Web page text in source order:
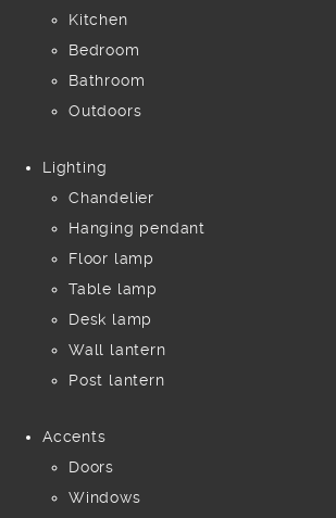
Kitchen
Bedroom
Bathroom
Outdoors
Lighting
Chandelier
Hanging pendant
Floor lamp
Table lamp
Desk lamp
Wall lantern
Post lantern
Accents
Doors
Windows